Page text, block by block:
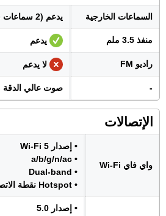
السماعات الخارجية يدعم (2 سماعات ستيريو)
منفذ 3.5 ملم يدعم
راديو FM لا يدعم
- صوت عالي الدقة Hi-Res
الإتصالات
واي فاي Wi-Fi
• إصدار Wi-Fi 5
• a/b/g/n/ac
• Dual-band
• Hotspot نقطة الاتصال
• إصدار 5.0